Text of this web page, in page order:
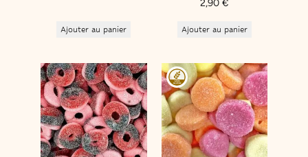
Ajouter au panier Ajouter au panier